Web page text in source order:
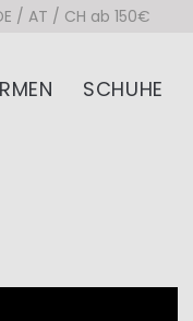
/ AT / CH ab 150€
SCHUHE